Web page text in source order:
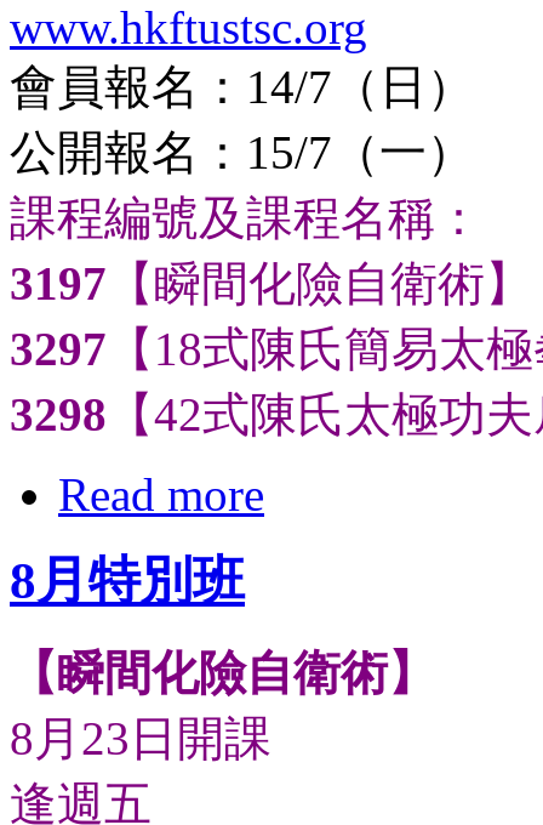
www.hkftustsc.org
會員報名：14/7（日）
公開報名：15/7（一）
課程編號及課程名稱：
3197 【瞬間化險自衛術】
3297 【18式陳氏簡易太
3298 【42式陳氏太極功
Read more
8月特別班
【瞬間化險自衛術】
8月23日開課
逢週五